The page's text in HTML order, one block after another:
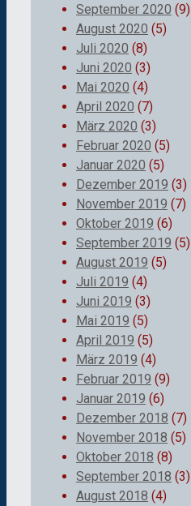
September 2020 (9)
August 2020 (5)
Juli 2020 (8)
Juni 2020 (3)
Mai 2020 (4)
April 2020 (7)
März 2020 (3)
Februar 2020 (5)
Januar 2020 (5)
Dezember 2019 (3)
November 2019 (7)
Oktober 2019 (6)
September 2019 (5)
August 2019 (5)
Juli 2019 (4)
Juni 2019 (3)
Mai 2019 (5)
April 2019 (5)
März 2019 (4)
Februar 2019 (9)
Januar 2019 (6)
Dezember 2018 (7)
November 2018 (5)
Oktober 2018 (8)
September 2018 (3)
August 2018 (4)